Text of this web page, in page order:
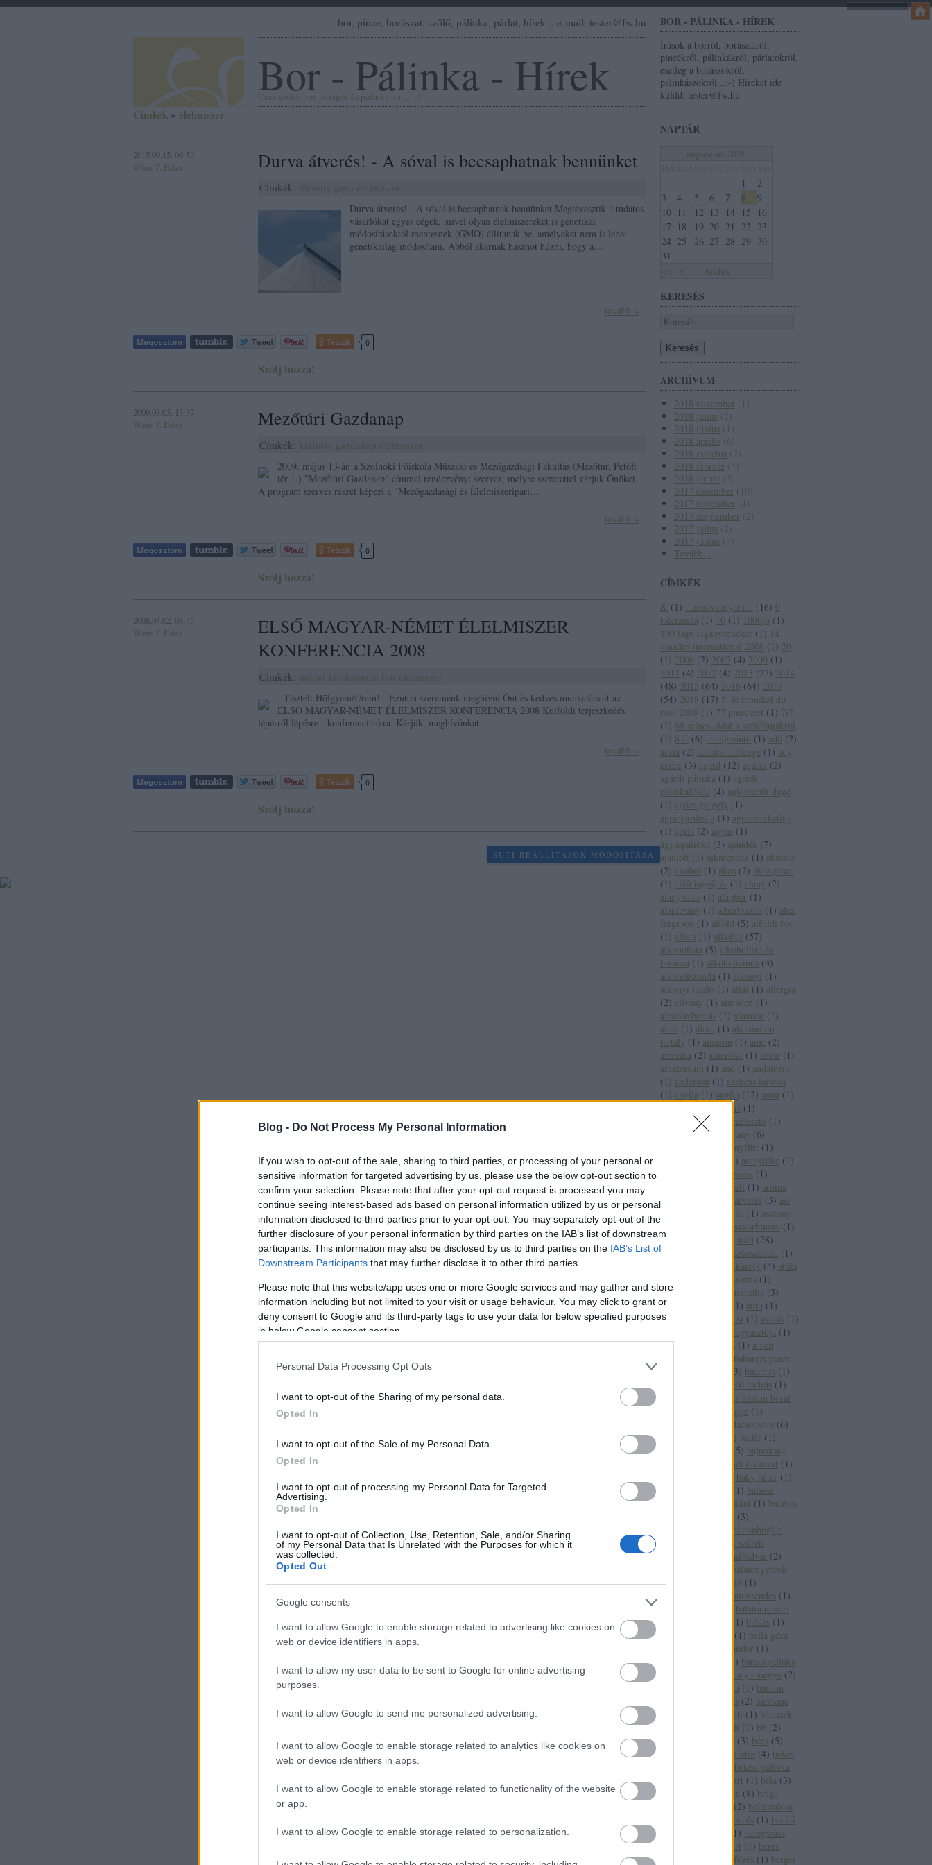
Blog - Do Not Process My Personal Information
If you wish to opt-out of the sale, sharing to third parties, or processing of your personal or
sensitive information for targeted advertising by us, please use the below opt-out section to
confirm your selection. Please note that after your opt-out request is processed you may
continue seeing interest-based ads based on personal information utilized by us or personal
information disclosed to third parties prior to your opt-out. You may separately opt-out of the
further disclosure of your personal information by third parties on the IAB’s list of downstream
participants. This information may also be disclosed by us to third parties on the IAB’s List of
Downstream Participants that may further disclose it to other third parties.
Please note that this website/app uses one or more Google services and may gather and store
information including but not limited to your visit or usage behaviour. You may click to grant or
deny consent to Google and its third-party tags to use your data for below specified purposes
in below Google consent section.
Personal Data Processing Opt Outs
I want to opt-out of the Sharing of my personal data.
Opted In
I want to opt-out of the Sale of my Personal Data.
Opted In
I want to opt-out of processing my Personal Data for Targeted
Advertising.
Opted In
I want to opt-out of Collection, Use, Retention, Sale, and/or Sharing
of my Personal Data that Is Unrelated with the Purposes for which it
was collected.
Opted Out
Google consents
I want to allow Google to enable storage related to advertising like cookies on
web or device identifiers in apps.
I want to allow my user data to be sent to Google for online advertising
purposes.
I want to allow Google to send me personalized advertising.
I want to allow Google to enable storage related to analytics like cookies on
web or device identifiers in apps.
I want to allow Google to enable storage related to functionality of the website
or app.
I want to allow Google to enable storage related to personalization.
BOR - PÁLINKA - HÍREK
Írások a borról, borászatról,
pincékről, pálinkákról, párlatokról,
esetleg a borászokról,
pálinkászokról...:-) Híreket ide
küldd: tester@fw.hu
NAPTÁR
augusztus 2026
<< < Archív
1
2
3
4 5 6 7 8
9
10 11 12 13 14 15
16
17
18 19 20 21 22 23
24 25 26 27 28 29 30
31
KERESÉS
ARCHÍVUM
2018 november
2018 július
2018 június
2018 április
2018 március
2018 február
2018 január
2017 december
2017 november
2017 szeptember
2017 július
2017 június
Tovább...
CÍMKÉK
& ( 1 ) ...medveanyám... ( 16) 0
tolerancia ( 1 ) 10 ( 1 ) 1000jó ( 1 )
100 tagú cigányzenekar ( 1 ) 14.
vinalies international 2008 ( 1 ) 20
( 1 ) 2006 (2) 2007 (4) 2009 ( 1 )
2011 (4) 2012 (4) 2013 (22) 2014
(48) 2015 (64) 2016 (64) 2017
(54) 2018 ( 17) 5. le mondial du
rosé 2008 ( 1 ) 77 pincészet ( 1 ) 7i7
( 1 ) 88 színes oldal a szőlőfajtákról
( 1 ) 8 ft (6) abaújszántó ( 1 ) adó (2)
adria (2) adriatic callenge ( 1 ) ady
endre (3) agárd ( 12) agárdi (2)
agárdi pálinka ( 1 ) agárdi
pálinkafőzde (4) aglomerált dugó
( 1 ) agócs gergely ( 1 )
agrárgazdaság ( 1 ) agrármarketing
( 1 ) agria (2) ágyas ( 1 )
ágyaspálinka (3) ajándék (7)
ajánlott ( 1 ) ajkarendek ( 1 ) akasztó
(2) akohol ( 1 ) ákos (2) ákos pince
( 1 ) aláírásgyűjtés ( 1 ) alany (2)
alanyhatás ( 1 ) alapbor ( 1 )
alapítvány ( 1 ) albertgazda ( 1 ) alex
ferguson ( 1 ) alföld (5) alföldi bor
( 1 ) alisca ( 1 ) alkohol (57)
alkoholista (5) alkoholista év
borásza ( 1 ) alkoholizmus (3)
alkoholszonda ( 1 ) alkonyi ( 1 )
alkonyi lászlo ( 1 ) állás ( 1 ) allergia
(2) állvány ( 1 ) almaden ( 1 )
almasavbontás ( 1 ) almasör ( 1 )
alois ( 1 ) álom ( 1 ) alumínium
tartály ( 1 ) amazon ( 1 ) amc (2)
amerika (2) amerikai ( 1 ) ámor ( 1 )
amszerdam ( 1 ) and ( 1 ) andalúzia
( 1 ) anderson ( 1 ) andreas larsson
( 1 ) angila ( 1 ) anglia ( 12) anna ( 1 )
antinori ( 1 )
antioxidáns ( anyaélesztő ( 1 )
apeh arany (6)
aranyfürt ( 1 )
) aranytőke ( 1 )
arcszesz ( 1 )
árkartell ( 1 ) aroma
(
árverés (3) asi
assisi szent ferenc ( 1 ) asszony
aszkorbinsav ( 1 )
asztala
aszú (28)
aszúesszencia
aszúeszencia ( 1 )
áts károly (4) attila
augusztus ( 1 )
augusztus 20
ausztrália (3)
ausztria
1 ) auto ( 1 )
autoverseny
avasi ( 1 ) avatás ( 1 )
az év borfogyasztója ( 1 )
az új
a hét bora ( 1 ) a vén
babarczi pince
3) bacchus ( 1 )
bacsó andrás ( 1 )
bács kiskun borai
bács kiskun megye ( 1 )
badacsonyörs (6)
) badár ( 1 )
5) bajnokság
bakondi borászat ( 1 )
baky péter ( 1 )
1 ) balassa
balassi bálint ( 1 ) balaton
(3)
balatonboglár
balatonboglári szüreti
balatonföldvár (2)
balatongyörök
(4 balatoni borrégió ( 1 )
balatonrendes ( 1 )
balatonudvari
1 ) balázs ( 1 )
( 1 ) balla géza
balogh szabó sándor ( 1 )
) barackpálinka
baranya megye (2)
baranya megye bora ( 1 ) bardon
bárdos (2) barrique
bátaapáti ( 1 ) bátaszék
bazalt ( 1 ) bb (2)
(3) bécs (5)
befektetés (4) békés
békési pálinka
békési pálinka zrt ( 1 ) béla (3)
belga (8) belga
(2) beltartalom
bencés ( 1 ) benkő
1 ) beregszász
béres rt ( 1 ) béres
bérfőzés ( 1 ) berger
bor, pince, borászat, szőlő, pálinka, párlat, hírek .. e-mail: tester@fw.hu
Bor - Pálinka - Hírek
Csak szőlő, bor, pezsgős és pálinka hír ... :-)
Címkék » élelmiszer
2015.09.15. 06:53
Wine T. Ester
Durva átverés! - A sóval is becsaphatnak bennünket
Címkék: törvény gmo élelmiszer
Durva átverés! - A sóval is becsaphatnak bennünket Megtévesztik a tudatos
vásárlókat egyes cégek, mivel olyan élelmiszereket is genetikai
módosításoktól mentesnek (GMO) állítanak be, amelyeket nem is lehet
genetikailag módosítani. Abból akarnak hasznot húzni, hogy a…
tovább »
Tetszik 0
Szólj hozzá!
2009.03.03. 13:37
Wine T. Ester
Mezőtúri Gazdanap
Címkék: kiállítás gazdanap élelmiszer
2009. május 13-án a Szolnoki Főiskola Műszaki és Mezőgazdsági Fakultás (Mezőtúr, Petőfi
tér 1.) "Mezőtúri Gazdanap" címmel rendezvényt szervez, melyre szeretettel várjuk Önöket.
A program szerves részét képezi a "Mezőgazdasági és Élelmiszeripari…
tovább »
Tetszik 0
Szólj hozzá!
2008.04.02. 08:45
Wine T. Ester
ELSŐ MAGYAR-NÉMET ÉLELMISZER
KONFERENCIA 2008
Címkék: német konferencia bor élelmiszer
Tisztelt Hölgyem/Uram! Ezúton szeretnénk meghívni Önt és kedves munkatársait az
ELSŐ MAGYAR-NÉMET ÉLELMISZER KONFERENCIA 2008 Külföldi terjeszkedés
lépésről lépésre konferenciánkra. Kérjük, meghívónkat…
tovább »
Tetszik 0
Szólj hozzá!
SÜTI BEÁLLÍTÁSOK MÓDOSÍTÁSA